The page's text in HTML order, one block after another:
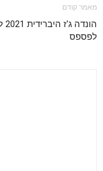
מאמר קודם
לפספס